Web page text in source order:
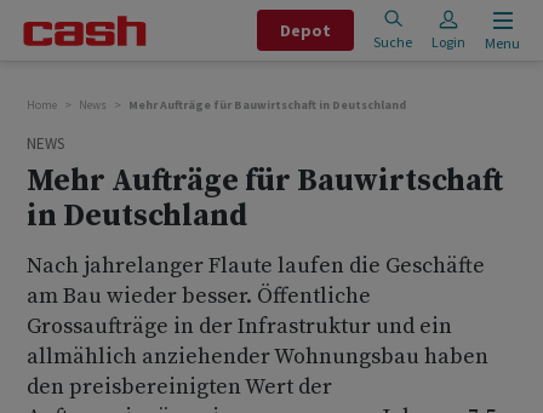
Depot
Suche Login Menu
Home News Mehr Aufträge für Bauwirtschaft in Deutschland
NEWS
Mehr Aufträge für Bauwirtschaft
in Deutschland
Nach jahrelanger Flaute laufen die Geschäfte
am Bau wieder besser. Öffentliche
Grossaufträge in der Infrastruktur und ein
allmählich anziehender Wohnungsbau haben
den preisbereinigten Wert der